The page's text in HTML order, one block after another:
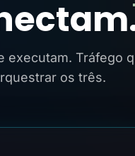
executam. Tráfego
os três.